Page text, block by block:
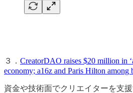
３． CreatorDAO raises $20 million in
economy; a16z and Paris Hilton among
資金や技術面でクリエイターを支援